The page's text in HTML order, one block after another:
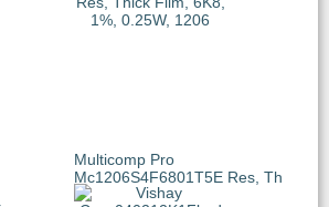
Multicomp Pro
Mc1206S4F6801T5E Res, Th